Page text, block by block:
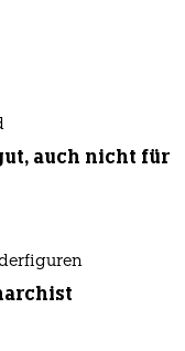
auch nicht für